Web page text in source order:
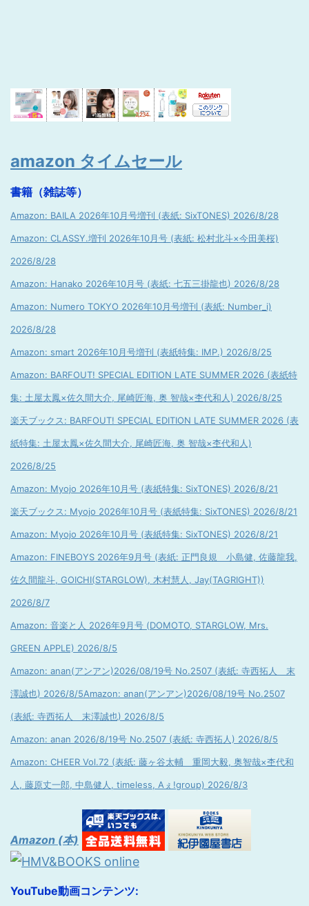
amazon タイムセール
書籍（雑誌等）
Amazon: BAILA 2026年10月号増刊 (表紙: SixTONES) 2026/8/28
Amazon: CLASSY.増刊 2026年10月号 (表紙: 松村北斗×今田美桜)
2026/8/28
Amazon: Hanako 2026年10月号 (表紙: 七五三掛龍也) 2026/8/28
Amazon: Numero TOKYO 2026年10月号増刊 (表紙: Number_i)
2026/8/28
Amazon: smart 2026年10月号増刊 (表紙特集: IMP.) 2026/8/25
Amazon: BARFOUT! SPECIAL EDITION LATE SUMMER 2026 (表紙特
集: 土屋太鳳×佐久間大介, 尾崎匠海, 奥 智哉×杢代和人) 2026/8/25
楽天ブックス: BARFOUT! SPECIAL EDITION LATE SUMMER 2026 (表
紙特集: 土屋太鳳×佐久間大介, 尾崎匠海, 奥 智哉×杢代和人)
2026/8/25
Amazon: Myojo 2026年10月号 (表紙特集: SixTONES) 2026/8/21
楽天ブックス: Myojo 2026年10月号 (表紙特集: SixTONES) 2026/8/21
Amazon: Myojo 2026年10月号 (表紙特集: SixTONES) 2026/8/21
Amazon: FINEBOYS 2026年9月号 (表紙: 正門良規 小島健, 佐藤龍我,
佐久間龍斗, GOICHI(STARGLOW), 木村慧人, Jay(TAGRIGHT))
2026/8/7
Amazon: 音楽と人 2026年9月号 (DOMOTO, STARGLOW, Mrs.
GREEN APPLE) 2026/8/5
Amazon: anan(アンアン)2026/08/19号 No.2507 (表紙: 寺西拓人 末
澤誠也) 2026/8/5Amazon: anan(アンアン)2026/08/19号 No.2507
(表紙: 寺西拓人 末澤誠也) 2026/8/5
Amazon: anan 2026/8/19号 No.2507 (表紙: 寺西拓人) 2026/8/5
Amazon: CHEER Vol.72 (表紙: 藤ヶ谷太輔 重岡大毅, 奥智哉×杢代和
人, 藤原丈一郎, 中島健人, timeless, Aぇ!group) 2026/8/3
Amazon (本)
YouTube動画コンテンツ: